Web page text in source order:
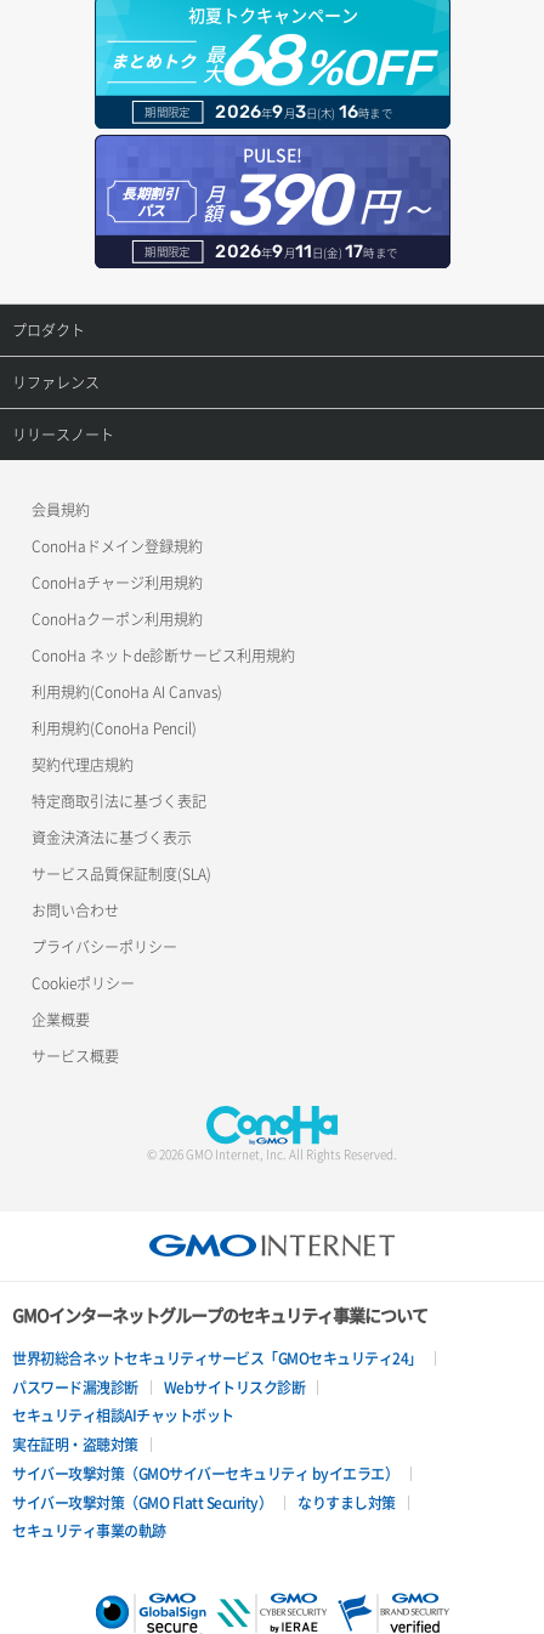
初夏トクキャンペーン
まとめトク 最
大68%OFF
期間限定 2026年9月3日(木) 16時まで
PULSE!
長期割引
パス
月
額390円～
期間限定 2026年9月11日(金) 17時まで
プロダクト
プロダクトトップ
ConoHa VPS(Ver.3.0)
ConoHa for GAME
リファレンス
リファレンストップ
OpenStack CLI
Terraform
s3cmd
公開API(ConoHa VPS Ver.2.0)
リリースノート
会員規約
ConoHaドメイン登録規約
ConoHaチャージ利用規約
ConoHaクーポン利用規約
ConoHa ネットde診断サービス利用規約
利用規約(ConoHa AI Canvas)
利用規約(ConoHa Pencil)
契約代理店規約
特定商取引法に基づく表記
資金決済法に基づく表示
サービス品質保証制度(SLA)
お問い合わせ
プライバシーポリシー
Cookieポリシー
企業概要
サービス概要
© 2026 GMO Internet, Inc. All Rights Reserved.
GMOインターネットグループのセキュリティ事業について
世界初総合ネットセキュリティサービス「GMOセキュリティ24」
パスワード漏洩診断
Webサイトリスク診断
セキュリティ相談AIチャットボット
実在証明・盗聴対策
サイバー攻撃対策（GMOサイバーセキュリティ byイエラエ）
サイバー攻撃対策（GMO Flatt Security）
なりすまし対策
セキュリティ事業の軌跡